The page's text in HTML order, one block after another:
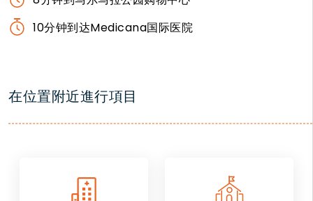
10分钟到达Medicana国际医院
在位置附近進行項目